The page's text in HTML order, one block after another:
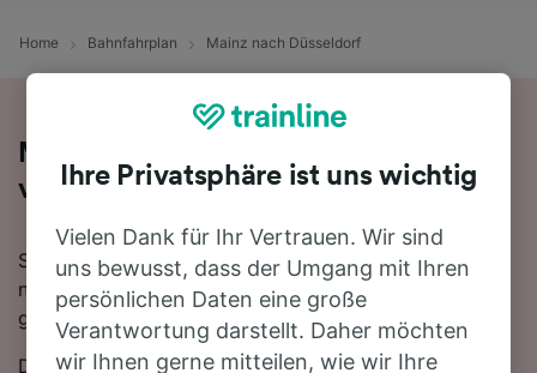
Home Bahnfahrplan Mainz nach Düsseldorf
Mit dem Zug in 1 Stunde 50 Minuten
von Mainz nach Düsseldorf
Sie denken darüber nach, für Ihre Reise von Mainz
nach Düsseldorf den Zug zu nehmen? Bei uns sind Sie
goldrichtig!
Die schnellste Fahrtzeit, um die 170 km von Mainz
Ihre Privatsphäre ist uns wichtig
Vielen Dank für Ihr Vertrauen. Wir sind
uns bewusst, dass der Umgang mit Ihren
persönlichen Daten eine große
Verantwortung darstellt. Daher möchten
wir Ihnen gerne mitteilen, wie wir Ihre